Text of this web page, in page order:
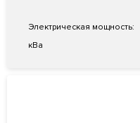
Электрическая мощность:
кВа